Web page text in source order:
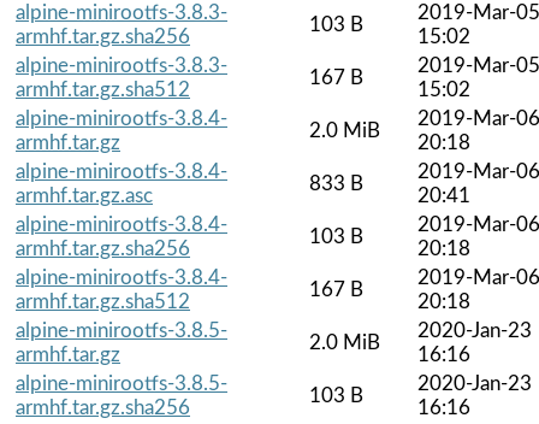
alpine-minirootfs-3.8.3-
armhf.tar.gz.sha256
103 B
2019-Mar-05
15:02
alpine-minirootfs-3.8.3-
armhf.tar.gz.sha512
167 B
2019-Mar-05
15:02
alpine-minirootfs-3.8.4-
armhf.tar.gz
2.0 MiB
2019-Mar-06
20:18
alpine-minirootfs-3.8.4-
armhf.tar.gz.asc
833 B
2019-Mar-06
20:41
alpine-minirootfs-3.8.4-
armhf.tar.gz.sha256
103 B
2019-Mar-06
20:18
alpine-minirootfs-3.8.4-
armhf.tar.gz.sha512
167 B
2019-Mar-06
20:18
alpine-minirootfs-3.8.5-
armhf.tar.gz
2.0 MiB
2020-Jan-23
16:16
alpine-minirootfs-3.8.5-
armhf.tar.gz.sha256
103 B
2020-Jan-23
16:16